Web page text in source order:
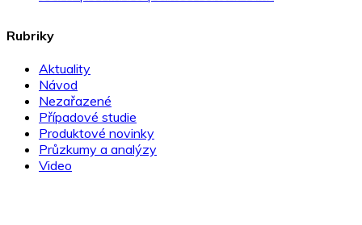
Rubriky
Aktuality
Návod
Nezařazené
Případové studie
Produktové novinky
Průzkumy a analýzy
Video